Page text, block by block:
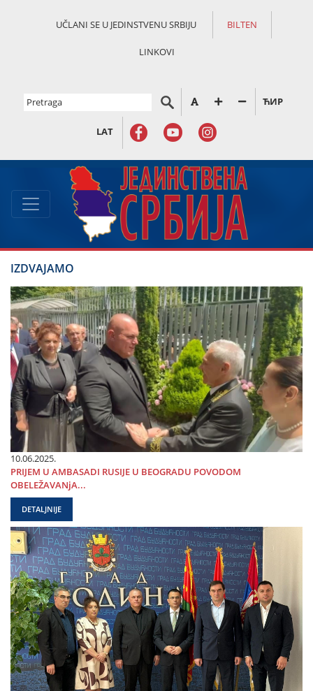
UČLANI SE U JEDINSTVENU SRBIJU BILTEN
LINKOVI
ЋИР
LAT
IZDVAJAMO
10.06.2025.
PRIЈEM U AMBASADI RUSIЈE U BEOGRADU POVODOM
OBELEŽAVANjA...
DETALJNIJE